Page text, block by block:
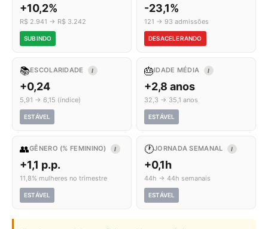
+10,2%
R$ 2.941 → R$ 3.242
SUBINDO
-23,1%
121 → 93 admissões
DESACELERANDO
📚ESCOLARIDADE I
+0,24
5,91 → 6,15 (índice)
ESTÁVEL
🎂IDADE MÉDIA I
+2,8 anos
32,3 → 35,1 anos
ESTÁVEL
👥GÊNERO (% FEMININO) I
+1,1 p.p.
11,8% mulheres no trimestre
ESTÁVEL
🕐JORNADA SEMANAL I
+0,1h
44h → 44h semanais
ESTÁVEL